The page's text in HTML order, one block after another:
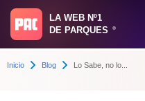
LA WEB Nº1
DE PARQUES
®
Inicio Blog Lo Sabe, no lo...